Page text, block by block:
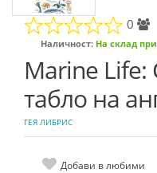
0
Наличност: На склад
Marine Life:
табло на
ГЕЯ ЛИБРИС
Добави в любими